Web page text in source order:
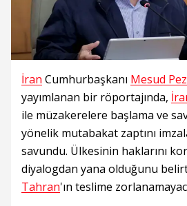
İran Cumhurbaşkanı Mesud
yayımlanan bir röportajında,
ile müzakerelere başlama ve
yönelik mutabakat zaptını
savundu. Ülkesinin haklarını
diyalogdan yana olduğunu
Tahran'ın teslime